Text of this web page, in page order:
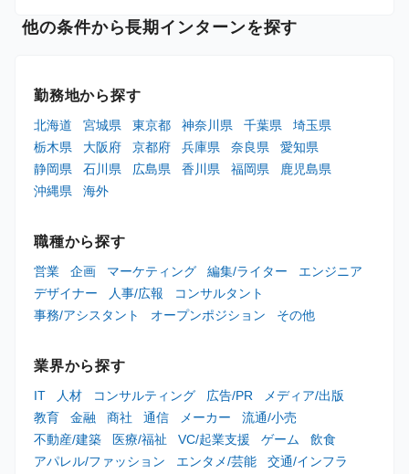
他の条件から長期インターンを探す
勤務地から探す
北海道 宮城県 東京都 神奈川県 千葉県
埼玉県
栃木県
大阪府 京都府 兵庫県 奈良県
愛知県
静岡県
石川県 広島県 香川県 福岡県
鹿児島県
沖縄県
海外
職種から探す
営業 企画 マーケティング 編集/ライター
エンジニア
デザイナー
人事/広報
コンサルタント
事務/アシスタント
オープンポジション その他
業界から探す
IT 人材 コンサルティング 広告/PR
メディア/出版
教育
金融 商社 通信 メーカー
流通/小売
不動産/建築
医療/福祉 VC/起業支援 ゲーム
飲食
アパレル/ファッション
エンタメ/芸能
交通/インフラ